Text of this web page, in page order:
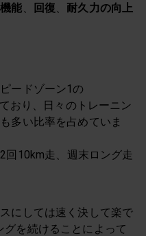
能、 回復、 耐久力の向上
ードゾーン1の
おり、日々のトレーニン
多い比率を占めていま
回10km走、週末ロング走
にしては速く決して楽で
を続けることによって